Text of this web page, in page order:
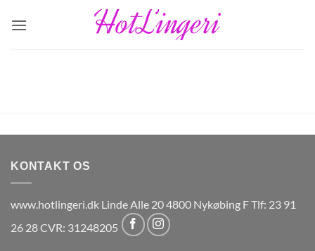
KONTAKT OS
www.hotlingeri.dk Linde Alle 20 4800 Nykøbing F Tlf: 23 91
26 28 CVR: 31248205